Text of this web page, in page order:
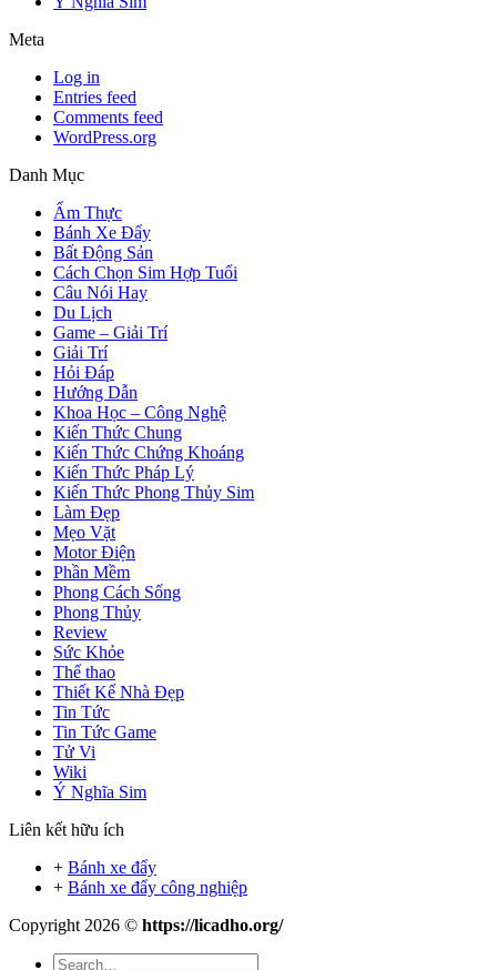
Meta
Log in
Entries feed
Comments feed
WordPress.org
Danh Mục
Ẩm Thực
Bánh Xe Đẩy
Bất Động Sản
Cách Chọn Sim Hợp Tuổi
Câu Nói Hay
Du Lịch
Game – Giải Trí
Giải Trí
Hỏi Đáp
Hướng Dẫn
Khoa Học – Công Nghệ
Kiến Thức Chung
Kiến Thức Chứng Khoáng
Kiến Thức Pháp Lý
Kiến Thức Phong Thủy Sim
Làm Đẹp
Mẹo Vặt
Motor Điện
Phần Mềm
Phong Cách Sống
Phong Thủy
Review
Sức Khỏe
Thể thao
Thiết Kế Nhà Đẹp
Tin Tức
Tin Tức Game
Tử Vi
Wiki
Ý Nghĩa Sim
Liên kết hữu ích
+ Bánh xe đẩy
+ Bánh xe đẩy công nghiệp
Copyright 2026 © https://licadho.org/